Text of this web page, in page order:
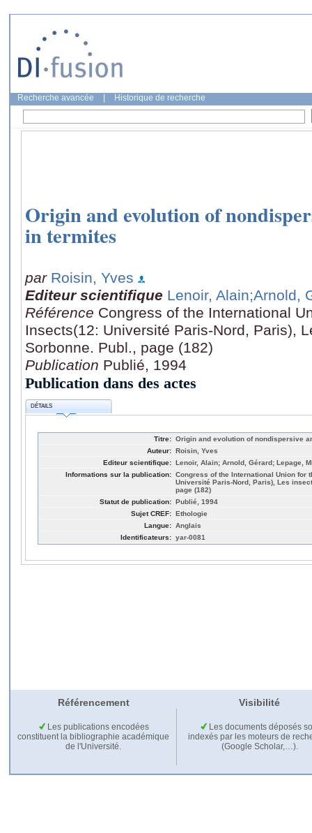
Recherche avancée Historique de recherche
Origin and evolution of
in termites
par Roisin, Yves
Editeur scientifique Lenoir, Alain;Arnold,
Référence Congress of the International
Insects(12: Université Paris-Nord, Paris),
Sorbonne. Publ., page (182)
Publication Publié, 1994
Publication dans des actes
DÉTAILS
Titre: Origin and evolution of nondispersive
Auteur: Roisin, Yves
Editeur scientifique: Lenoir, Alain; Arnold, Gérard; Lepage,
Informations sur la publication: Congress of the International Union for
Université Paris-Nord, Paris), Les
page (182)
Statut de publication: Publié, 1994
Sujet CREF: Ethologie
Langue: Anglais
Identificateurs: yar-0081
Référencement Visibilité
Les publications encodées
constituent la bibliographie académique
de l'Université.
Les documents déposés
indexés par les moteurs de
(Google Scholar,…).